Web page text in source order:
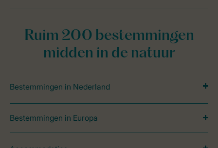
Ruim 200 bestemmingen
midden in de natuur
Bestemmingen in Nederland
Bestemmingen in Europa